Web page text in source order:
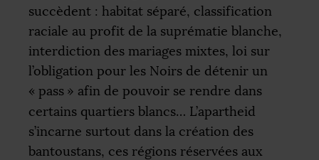
succèdent : habitat séparé, classification
raciale au profit de la suprématie blanche,
interdiction des mariages mixtes, loi sur
l’obligation pour les Noirs de détenir un
« pass » afin de pouvoir se rendre dans
certains quartiers blancs… L’apartheid
s’incarne surtout dans la création des
bantoustans, ces régions réservées aux